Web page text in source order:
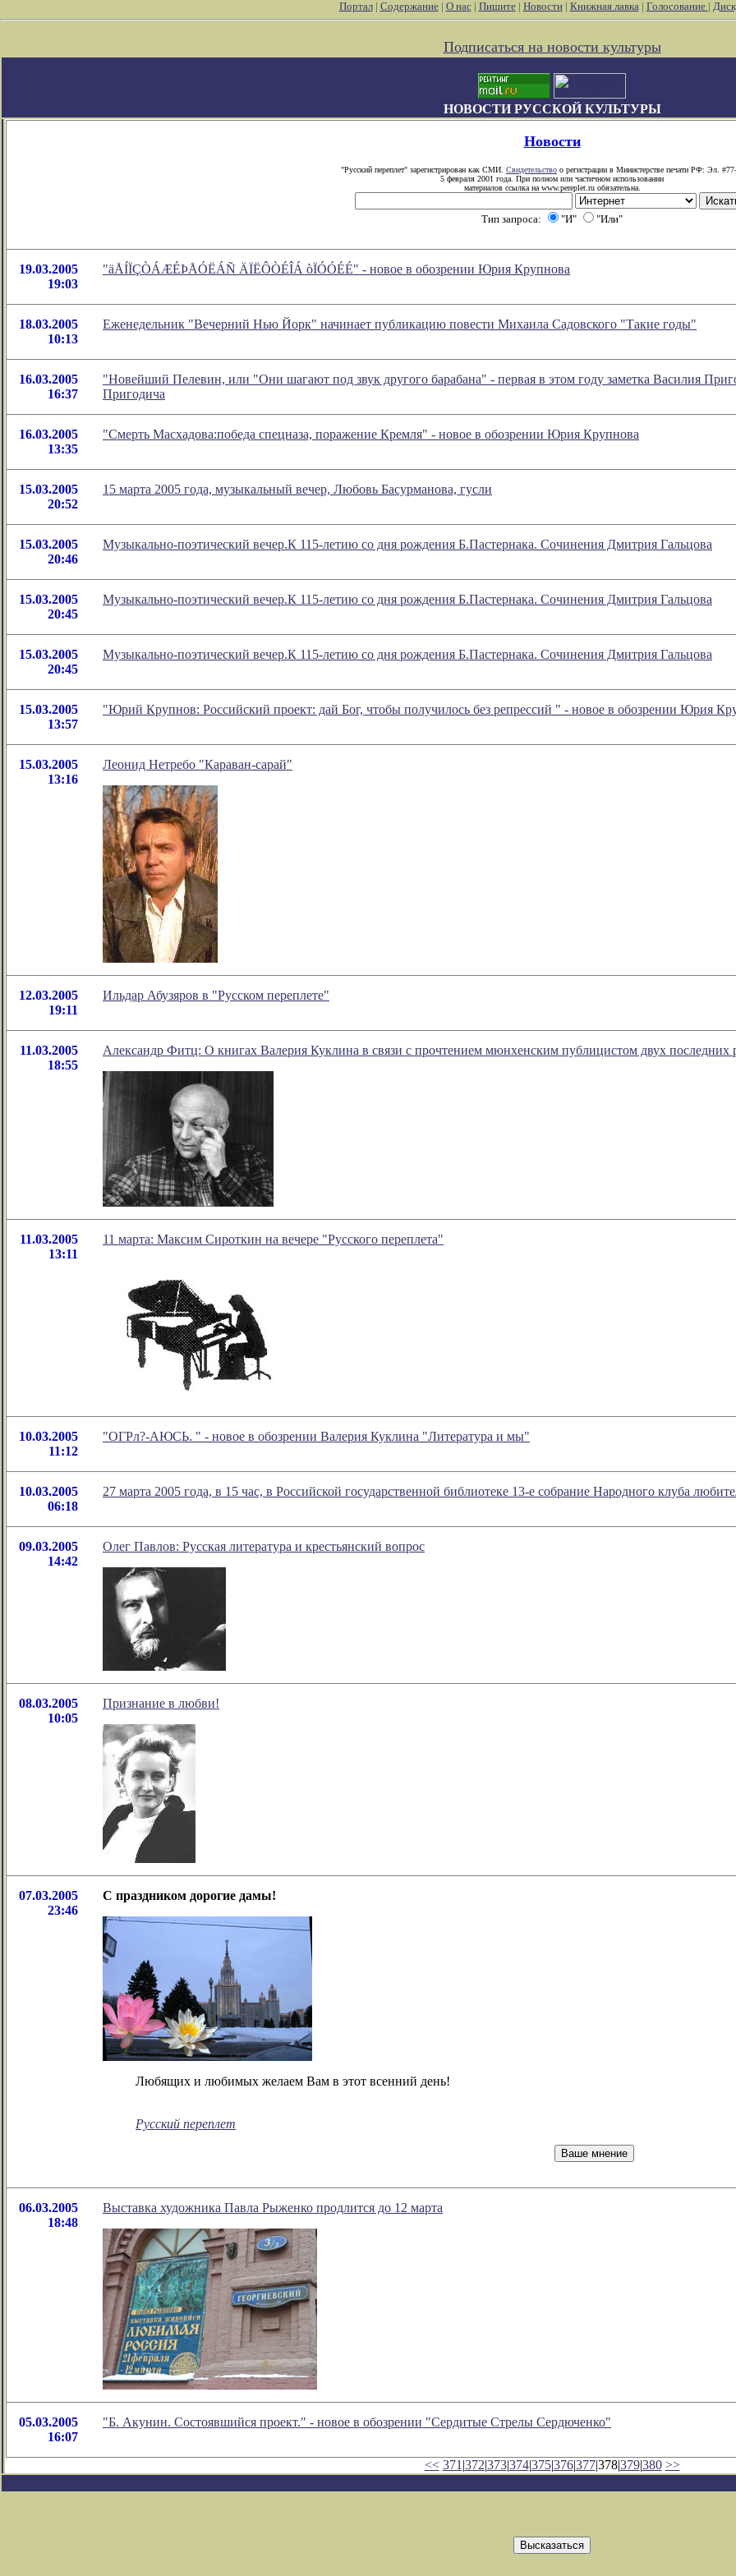
Портал| Содержание| О нас| Пишите| Новости| Книжная лавка| Голосование |
Подписаться на новости культуры
НОВОСТИ РУССКОЙ КУЛЬТУРЫ
Новости
"Русский переплет" зарегистрирован как СМИ. Свидетельство о регистрации в Министерстве печати РФ: Эл.
5 февраля 2001 года. При полном или частичном использовании
материалов ссылка на www.pereplet.ru обязательна.
Тип запроса: "И" "Или"
19.03.2005
19:03
"äÅÍÏÇÒÁÆÉÞÅÓËÁÑ ÄÏËÔÒÉÎÁ òÏÓÓÉÉ" - новое в обозрении Юрия Крупнова
18.03.2005
10:13
Еженедельник "Вечерний Нью Йорк" начинает публикацию повести Михаила Садовского "Такие годы"
16.03.2005
16:37
"Новейший Пелевин, или "Они шагают под звук другого барабана" - первая в этом году заметка Василия
Пригодича
16.03.2005
13:35
"Смерть Масхадова:победа спецназа, поражение Кремля" - новое в обозрении Юрия Крупнова
15.03.2005
20:52
15 марта 2005 года, музыкальный вечер, Любовь Басурманова, гусли
15.03.2005
20:46
Музыкально-поэтический вечер.К 115-летию со дня рождения Б.Пастернака. Сочинения Дмитрия Гальцова
15.03.2005
20:45
Музыкально-поэтический вечер.К 115-летию со дня рождения Б.Пастернака. Сочинения Дмитрия Гальцова
15.03.2005
20:45
Музыкально-поэтический вечер.К 115-летию со дня рождения Б.Пастернака. Сочинения Дмитрия Гальцова
15.03.2005
13:57
"Юрий Крупнов: Российский проект: дай Бог, чтобы получилось без репрессий " - новое в обозрении Юрия
15.03.2005
13:16
Леонид Нетребо "Караван-сарай"
12.03.2005
19:11
Ильдар Абузяров в "Русском переплете"
11.03.2005
18:55
Александр Фитц: О книгах Валерия Куклина в связи с прочтением мюнхенским публицистом двух последних
11.03.2005
13:11
11 марта: Максим Сироткин на вечере "Русского переплета"
10.03.2005
11:12
"ОГРл?-АЮСЬ. " - новое в обозрении Валерия Куклина "Литература и мы"
10.03.2005
06:18
27 марта 2005 года, в 15 час, в Российской государственной библиотеке 13-е собрание Народного клуба
09.03.2005
14:42
Олег Павлов: Русская литература и крестьянский вопрос
08.03.2005
10:05
Признание в любви!
07.03.2005
23:46
С праздником дорогие дамы!
Любящих и любимых желаем Вам в этот всенний день!
Русский переплет
06.03.2005
18:48
Выставка художника Павла Рыженко продлится до 12 марта
05.03.2005
16:07
"Б. Акунин. Состоявшийся проект." - новое в обозрении "Сердитые Стрелы Сердюченко"
<< 371 |372|373|374|375|376|377|378|379|380 >>